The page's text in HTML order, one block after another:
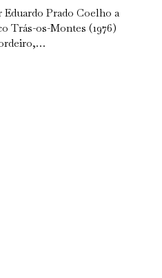
Eduardo Prado Coelho a
Trás-os-Montes (1976)